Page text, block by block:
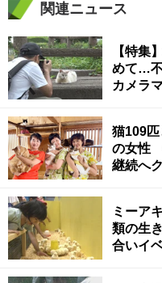
関連ニュース
【特集
めて…不
カメラ
猫109
の女性
継続へ
ミーア
類の生
合いイ